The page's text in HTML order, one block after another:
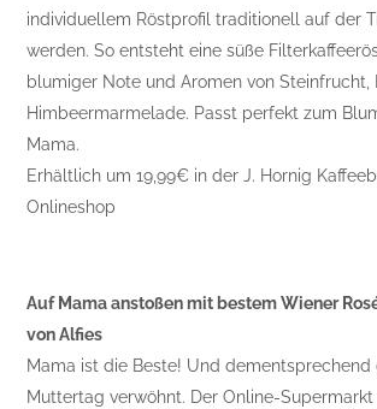
individuellem Röstprofil traditionell auf der
werden. So entsteht eine süße
blumiger Note und Aromen von Steinfrucht,
Himbeermarmelade. Passt perfekt zum
Mama.
Erhältlich um 19,99€ in der J. Hornig
Onlineshop
Auf Mama anstoßen mit bestem Wiener
von Alfies
Mama ist die Beste! Und dementsprechend
Muttertag verwöhnt. Der Online-